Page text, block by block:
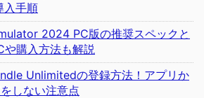
入手順
2024 PC版の推奨スペックと
や購入方法も解説
Unlimitedの登録方法！アプリか
しない注意点